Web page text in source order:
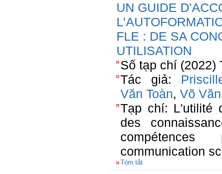
UN GUIDE
FLE : DE SA
UTILISATION
Số tạp chí (2022)
Tác giả:
Văn Toàn, Võ
Tạp chí: L'utilité
des
communication
Tóm tắt